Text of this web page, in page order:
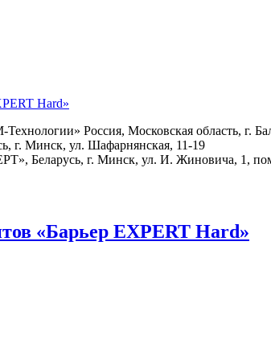
Hard»
Россия, Московская область, г.
г. Минск, ул. Шафарнянская, 11-19
Беларусь, г. Минск, ул. И. Жиновича, 1,
«Барьер EXPERT Hard»